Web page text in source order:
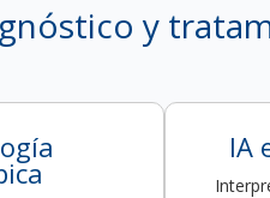
y
IA